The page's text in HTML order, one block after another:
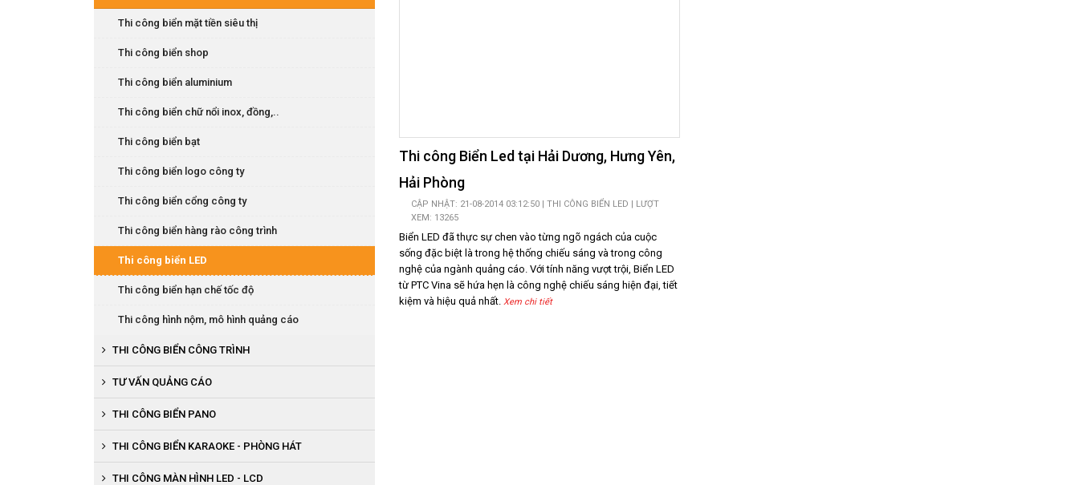
Thi công Biển Led tại Hải Dương, Hưng Yên,
Hải Phòng
CẬP NHẬT: 21-08-2014 03:12:50 | THI CÔNG BIỂN LED | LƯỢT
XEM: 13265
Biển LED đã thực sự chen vào từng ngõ ngách của cuộc
sống đặc biệt là trong hệ thống chiếu sáng và trong công
nghệ của ngành quảng cáo. Với tính năng vượt trội, Biển LED
từ PTC Vina sẽ hứa hẹn là công nghệ chiếu sáng hiện đại, tiết
kiệm và hiệu quả nhất. Xem chi tiết
Thi công kệ trưng bày
Thi công biển nội quy, chỉ dẫn
Thi công biển phòng, chức danh
Thi công biển báo
Thi công biển LED
Thi công biển mặt tiền siêu thị
Thi công biển shop
Thi công biển aluminium
Thi công biển chữ nổi inox, đồng,..
Thi công biển bạt
Thi công biển logo công ty
Thi công biển cổng công ty
Thi công biển hàng rào công trình
Thi công biển LED
Thi công biển hạn chế tốc độ
Thi công hình nộm, mô hình quảng cáo
THI CÔNG BIỂN CÔNG TRÌNH
Thi công biển tường quây công trình
TƯ VẤN QUẢNG CÁO
THI CÔNG BIỂN PANO
THI CÔNG BIỂN KARAOKE - PHÒNG HÁT
THI CÔNG MÀN HÌNH LED - LCD